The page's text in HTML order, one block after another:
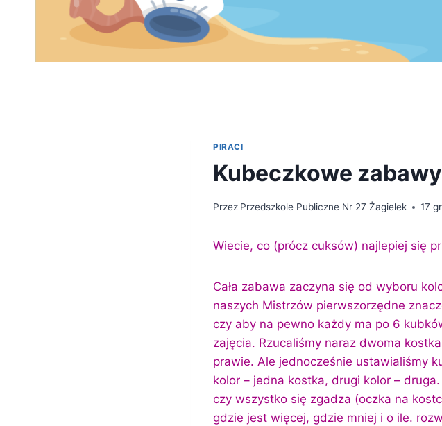
PIRACI
Kubeczkowe
Przez Przedszkole Publiczne Nr 27 Żagielek 17
Wiecie, co (prócz cuksów) najlepiej się
Cała zabawa zaczyna się od wyboru
naszych Mistrzów pierwszorzędne
czy aby na pewno każdy ma po 6
zajęcia. Rzucaliśmy naraz dwoma
prawie. Ale jednocześnie ustawialiśmy
kolor – jedna kostka, drugi kolor –
czy wszystko się zgadza (oczka na
gdzie jest więcej, gdzie mniej i o ile.